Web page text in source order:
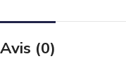
Avis (0)